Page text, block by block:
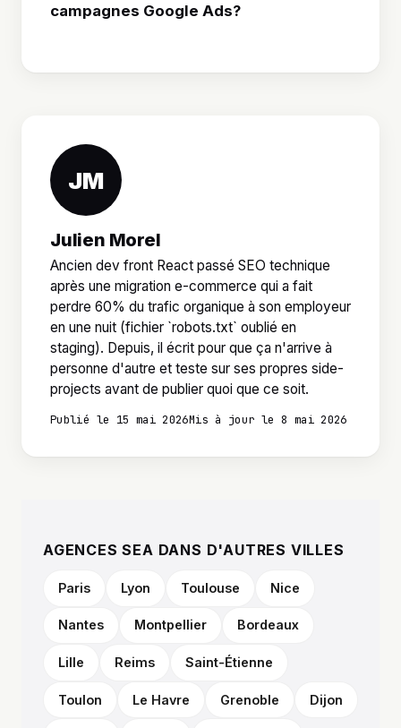
campagnes Google Ads?
JM
Julien Morel
Ancien dev front React passé SEO technique
après une migration e-commerce qui a fait
perdre 60% du trafic organique à son employeur
en une nuit (fichier `robots.txt` oublié en
staging). Depuis, il écrit pour que ça n'arrive à
personne d'autre et teste sur ses propres side-
projects avant de publier quoi que ce soit.
Publié le 15 mai 2026Mis à jour le 8 mai 2026
AGENCES SEA DANS D'AUTRES VILLES
Paris Lyon Toulouse Nice
Nantes Montpellier Bordeaux
Lille Reims Saint-Étienne
Toulon Le Havre Grenoble Dijon